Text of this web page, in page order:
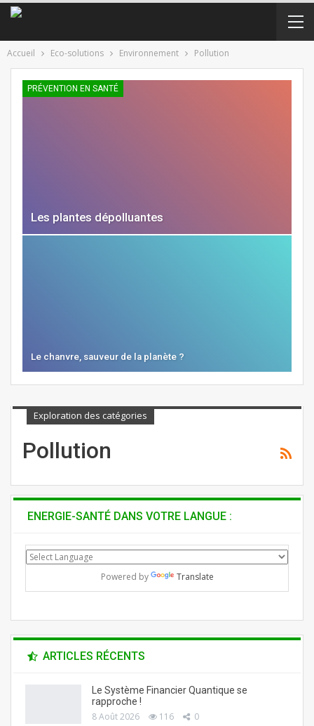
Accueil Eco-solutions Environnement Pollution
PRÉVENTION EN SANTÉ
Les plantes dépolluantes
Le chanvre, sauveur de la planète ?
Exploration des catégories
Pollution
ENERGIE-SANTÉ DANS VOTRE LANGUE :
Powered by Translate
ARTICLES RÉCENTS
Le Système Financier Quantique se
rapproche !
8 Août 2026 116 0